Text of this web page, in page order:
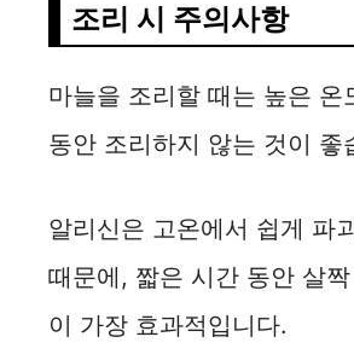
조리 시 주의사항
마늘을 조리할 때는 높은 온
동안 조리하지 않는 것이 좋
알리신은 고온에서 쉽게 파
때문에, 짧은 시간 동안 살
이 가장 효과적입니다.